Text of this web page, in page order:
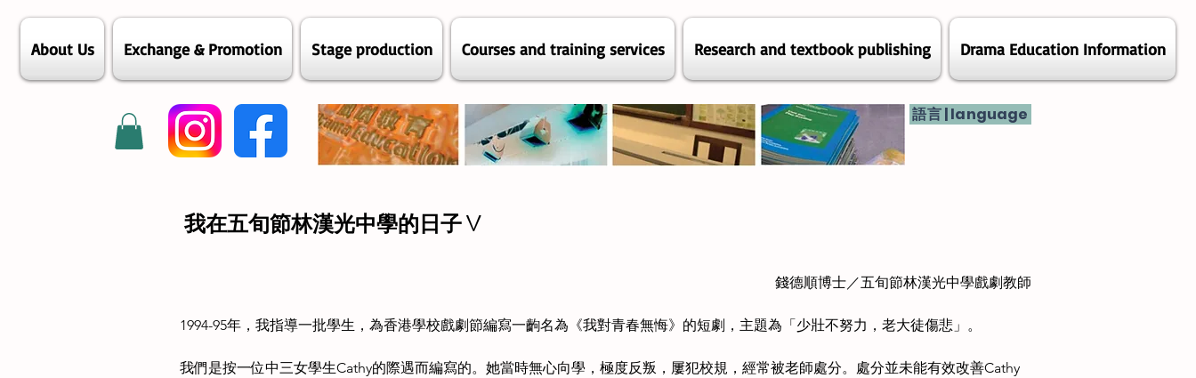
About Us Exchange & Promotion Stage production Courses and training services Research and textbook publishing Drama Education Information
語言 | language
我在五旬節林漢光中學的日子 V
錢德順博士／五旬節林漢光中學戲劇教師
1994-95年，我指導一批學生，為香港學校戲劇節編寫一齣名為《我對青春無悔》的短劇，主題為「少壯不努力，老大徒傷悲」。
我們是按一位中三女學生Cathy的際遇而編寫的。她當時無心向學，極度反叛，屢犯校規，經常被老師處分。處分並未能有效改善Cathy